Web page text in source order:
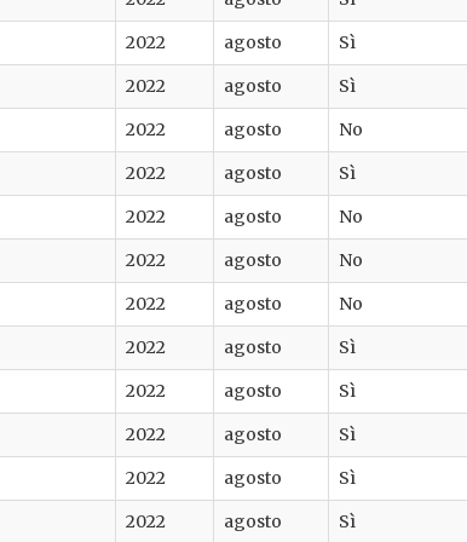
2022 agosto
Sì
2022 agosto
Sì
2022 agosto
No
2022 agosto
Sì
2022 agosto
No
2022 agosto
No
2022 agosto
No
2022 agosto
Sì
2022 agosto
Sì
2022 agosto
Sì
2022 agosto
Sì
2022 agosto Sì